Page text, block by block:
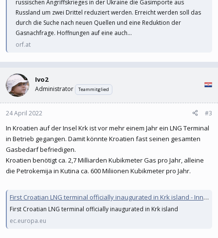
russischen Angriffskrieges in der Ukraine die Gasimporte aus
Russland um zwei Drittel reduziert werden. Erreicht werden soll das
durch die Suche nach neuen Quellen und eine Reduktion der
Gasnachfrage. Hoffnungen auf eine auch...
orf.at
Ivo2
Administrator Teammitglied
24 April 2022 #3
In Kroatien auf der Insel Krk ist vor mehr einem Jahr ein LNG Terminal
in Betrieb gegangen. Damit könnte Kroatien fast seinen gesamten
Gasbedarf befriedigen.
Kroatien benötigt ca. 2,7 Milliarden Kubikmeter Gas pro Jahr, alleine
die Petrokemija in Kutina ca. 600 Miliionen Kubikmeter pro Jahr.
First Croatian LNG terminal officially inaugurated in Krk island - Innovation and Networks Executive Agency - European Commission
First Croatian LNG terminal officially inaugurated in Krk island
ec.europa.eu